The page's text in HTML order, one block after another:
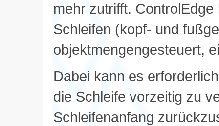
mehr zutrifft.
Schleifen (kopf- und
objektmengengesteuert,
Dabei kann es
die Schleife vorzeitig zu
Schleifenanfang